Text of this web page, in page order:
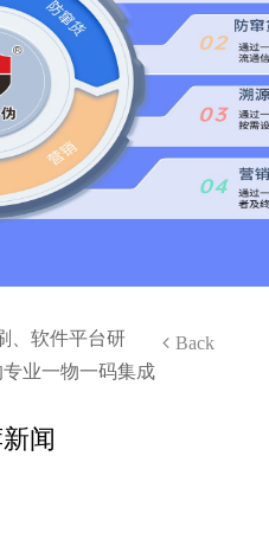
、软件平台研
业一物一码集成
Back
闻